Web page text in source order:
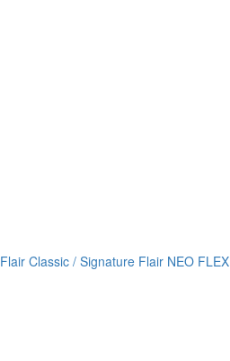
Flair Classic / Signature Flair NEO FLEX